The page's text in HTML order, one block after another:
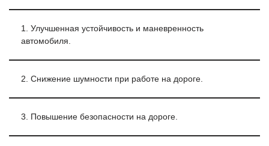
1. Улучшенная устойчивость и маневренность
автомобиля.
2. Снижение шумности при работе на дороге.
3. Повышение безопасности на дороге.